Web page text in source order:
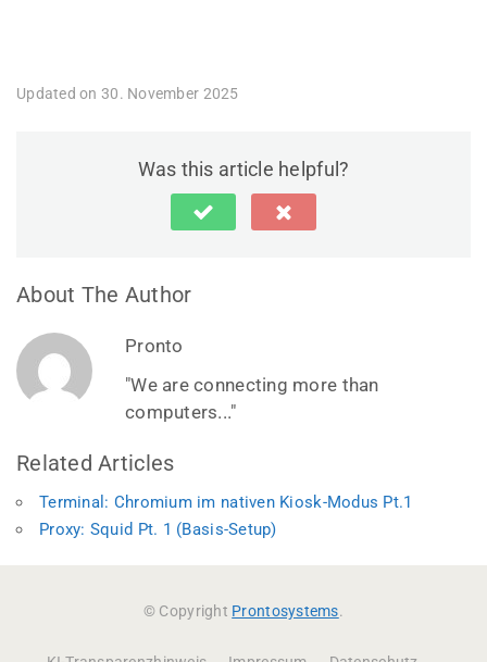
Updated on 30. November 2025
Was this article helpful?
About The Author
Pronto
"We are connecting more than
computers..."
Related Articles
Terminal: Chromium im nativen Kiosk-Modus Pt.1
Proxy: Squid Pt. 1 (Basis-Setup)
© Copyright Prontosystems.